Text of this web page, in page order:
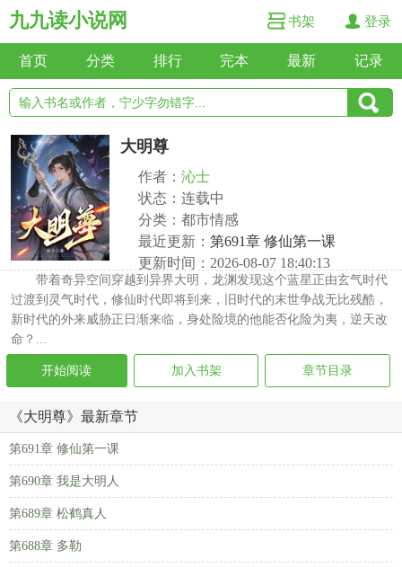
九九读小说网 书架 登录
首页 分类 排行 完本 最新 记录
大明尊
作者： 沁士
状态：连载中
分类：都市情感
最近更新： 第691章 修仙第一课
更新时间：2026-08-07 18:40:13
带着奇异空间穿越到异界大明，龙渊发现这个蓝星正由玄气时代
过渡到灵气时代，修仙时代即将到来，旧时代的末世争战无比残酷，
新时代的外来威胁正日渐来临，身处险境的他能否化险为夷，逆天改
命？...
开始阅读 加入书架 章节目录
《大明尊》最新章节
第691章 修仙第一课
第690章 我是大明人
第689章 松鹤真人
第688章 多勒